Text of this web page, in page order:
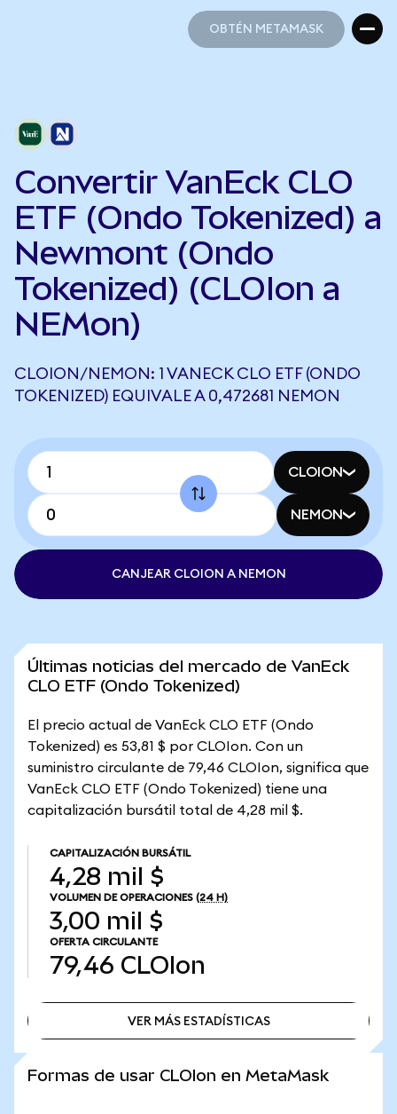
OBTÉN METAMASK
Convertir VanEck CLO
ETF (Ondo Tokenized) a
Newmont (Ondo
Tokenized) (CLOIon a
NEMon)
CLOION/NEMON: 1 VANECK CLO ETF (ONDO
TOKENIZED) EQUIVALE A 0,472681 NEMON
CLOION
NEMON
CANJEAR CLOION A NEMON
Últimas noticias del mercado de VanEck
CLO ETF (Ondo Tokenized)
El precio actual de VanEck CLO ETF (Ondo
Tokenized) es 53,81 $ por CLOIon. Con un
suministro circulante de 79,46 CLOIon, significa que
VanEck CLO ETF (Ondo Tokenized) tiene una
capitalización bursátil total de 4,28 mil $.
CAPITALIZACIÓN BURSÁTIL
4,28 mil $
VOLUMEN DE OPERACIONES (24 H)
3,00 mil $
OFERTA CIRCULANTE
79,46 CLOIon
VER MÁS ESTADÍSTICAS
Formas de usar CLOIon en MetaMask